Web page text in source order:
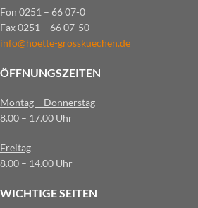
Fon 0251 – 66 07-0
Fax 0251 – 66 07-50
info@hoette-grosskuechen.de
ÖFFNUNGSZEITEN
Montag – Donnerstag
8.00 – 17.00 Uhr
Freitag
8.00 – 14.00 Uhr
WICHTIGE SEITEN